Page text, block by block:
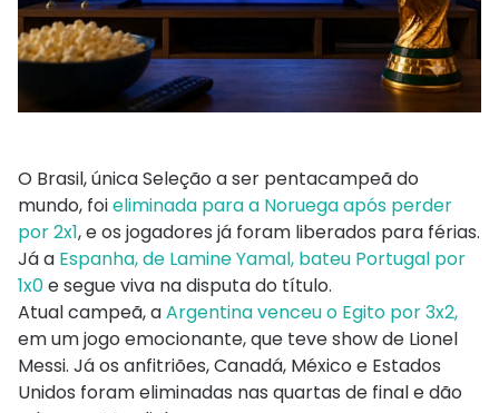
O Brasil, única Seleção a ser pentacampeã do
mundo, foieliminada para a Noruega após perder
por 2x1, e os jogadores já foram liberados para férias.
Já a Espanha, de Lamine Yamal, bateu Portugal por
1x0e segue viva na disputa do título.
Atual campeã, aArgentina venceu o Egito por 3x2,
em um jogo emocionante, que teve show de Lionel
Messi. Já os anfitriões, Canadá, México e Estados
Unidos foram eliminadas nas quartas de final e dão